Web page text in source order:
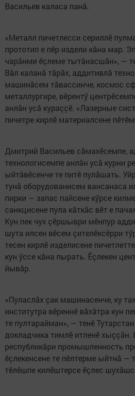
Васильев каласа панă.
«Металл пичетлесси сериллӗ
прототип е пӗр издели кăна мар.
чарăнми ӗçлеме тытăнасшăн», —
Вăл каланă тăрăх, аддитивлă
машинăсем тăвассинче, космос
металлургире, вӗрентӳ
анлăн усă кураççӗ. «Лазерные
пичетре кирлӗ материалсене
Дмитрий Васильев сăмахӗсемпе,
технологисемпе анлăн усă курни
ыйтăвӗсенче те питӗ пулăшать.
тунă оборудованисем вансанаса
пирки — запас пайсене кӳрсе
санкцисене пула кăткăс вӗт е
Кун пек чух çӗршыври мӗнпур
шута илсен вӗсем çителӗксӗрри
тесен кирлӗ изделисене
кун ӳссе кăна пырать. Ӗçлекен
йывăр.
«Пуласлăх çак машинасенче, ку
институтра вӗреннӗ вăхăтра кун
те пултарайман», — тенӗ
докладчика тимлӗ итленӗ
республикăри промышленность
ӗçлекенсене те пӗлтерме ыйтнă —
тӗлӗшпе килӗштерсе ӗçлес